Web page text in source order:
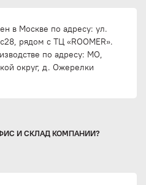
в Москве по адресу: ул.
рядом с ТЦ «ROOMER».
по адресу: МО,
округ, д. Ожерелки
И СКЛАД КОМПАНИИ?